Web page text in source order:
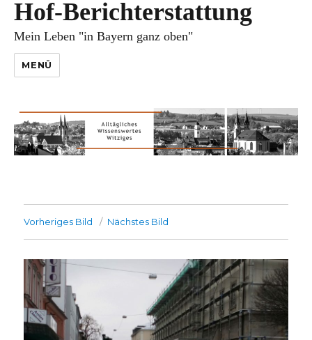
Hof-Berichterstattung
Mein Leben "in Bayern ganz oben"
MENÜ
Vorheriges Bild Nächstes Bild